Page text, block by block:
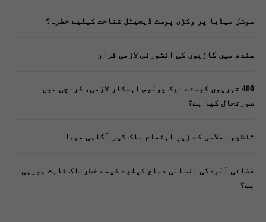
سوشل میڈیا پر وکڑی پوسٹ ڈیجیٹل شناخت کیلیے خطرہ؟
سندھ میں گاڑیوں کی انشورنس لازمی قرار
400 شہریوں کیلئے ایک پولیس اہلکار لازمی، کراچی میں
صورتحال کیا ہے؟
تنظیم اسلامی کے زیرِ اہتمام ملک گیر آگاہی مہم!
فضائی آلودگی انسانی دماغ کیلیے کیسے خطرناک ثابت ہورہی
ہے؟